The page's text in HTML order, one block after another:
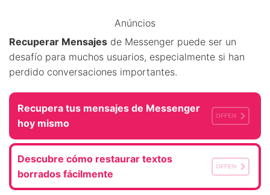
Anúncios
Recuperar Mensajes de Messenger puede ser un
desafío para muchos usuarios, especialmente si han
perdido conversaciones importantes.
Recupera tus mensajes de Messenger
hoy mismo
OFFEN
Descubre cómo restaurar textos
borrados fácilmente
OFFEN